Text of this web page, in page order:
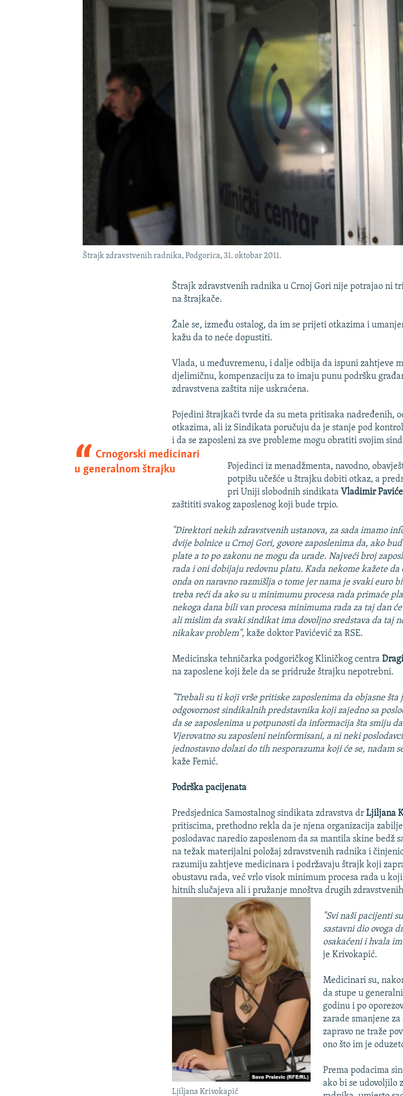
Štrajk zdravstvenih radnika, Podgorica, 31. oktobar 2011.
Štrajk zdravstvenih radnika u Crnoj Gori nije potrajao ni
na štrajkače.
Žale se, između ostalog, da im se prijeti otkazima i
kažu da to neće dopustiti.
Vlada, u međuvremenu, i dalje odbija da ispuni zahtjeve
djelimičnu, kompenzaciju za to imaju punu podršku
zdravstvena zaštita nije uskraćena.
Pojedini štrajkači tvrde da su meta pritisaka nadređenih,
otkazima, ali iz Sindikata poručuju da je stanje pod
i da se zaposleni za sve probleme mogu obratiti svojim
Crnogorski medicinari
u generalnom štrajku
Pojedinci iz menadžmenta, navodno,
potpišu učešće u štrajku dobiti otkaz, a
pri Uniji slobodnih sindikata Vladimir
zaštititi svakog zaposlenog koji bude trpio.
"Direktori nekih zdravstvenih ustanova, za sada imamo
dvije bolnice u Crnoj Gori, govore zaposlenima da, ako
plate a to po zakonu ne mogu da urade. Najveći broj
rada i oni dobijaju redovnu platu. Kada nekome kažete
onda on naravno razmišlja o tome jer nama je svaki euro
treba reći da ako su u minimumu procesa rada primaće
nekoga dana bili van procesa minimuma rada za taj dan
ali mislim da svaki sindikat ima dovoljno sredstava da taj
nikakav problem", kaže doktor Pavićević za RSE.
Medicinska tehničarka podgoričkog Kliničkog centra
na zaposlene koji žele da se pridruže štrajku nepotrebni.
"Trebali su ti koji vrše pritiske zaposlenima da objasne
odgovornost sindikalnih predstavnika koji zajedno sa
da se zaposlenima u potpunosti da informacija šta smiju
Vjerovatno su zaposleni neinformisani, a ni neki
jednostavno dolazi do tih nesporazuma koji će se, nadam
kaže Femić.
Podrška pacijenata
Predsjednica Samostalnog sindikata zdravstva drLjiljana
pritiscima, prethodno rekla da je njena organizacija
poslodavac naredio zaposlenom da sa mantila skine bedž
na težak materijalni položaj zdravstvenih radnika i
razumiju zahtjeve medicinara i podržavaju štrajk koji
obustavu rada, već vrlo visok minimum procesa rada u
hitnih slučajeva ali i pružanje mnoštva drugih
Ljiljana Krivokapić
"Svi naši pacijenti
sastavni dio ovoga
osakaćeni i hvala
je Krivokapić.
Medicinari su,
da stupe u
godinu i po
zarade smanjene
zapravo ne traže
ono što im je
Prema podacima
ako bi se udovoljilo